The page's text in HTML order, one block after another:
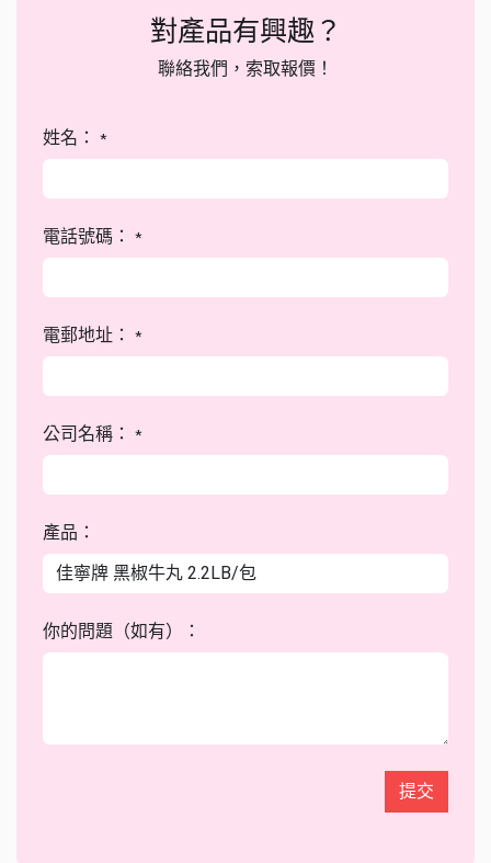
對產品有興趣？
聯絡我們，索取報價！
姓名： *
電話號碼： *
電郵地址： *
公司名稱： *
產品：
你的問題（如有）：
提交